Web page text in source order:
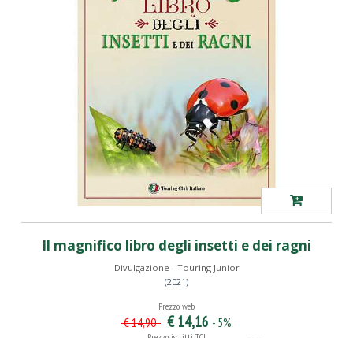
Il magnifico libro degli insetti e dei ragni
Divulgazione - Touring Junior
(2021)
Prezzo web
€ 14,90 € 14,16 - 5%